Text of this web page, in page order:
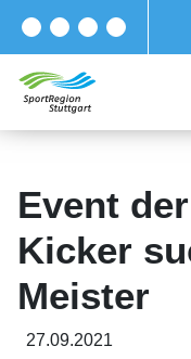
Event
Kicker
Meister
27.09.2021